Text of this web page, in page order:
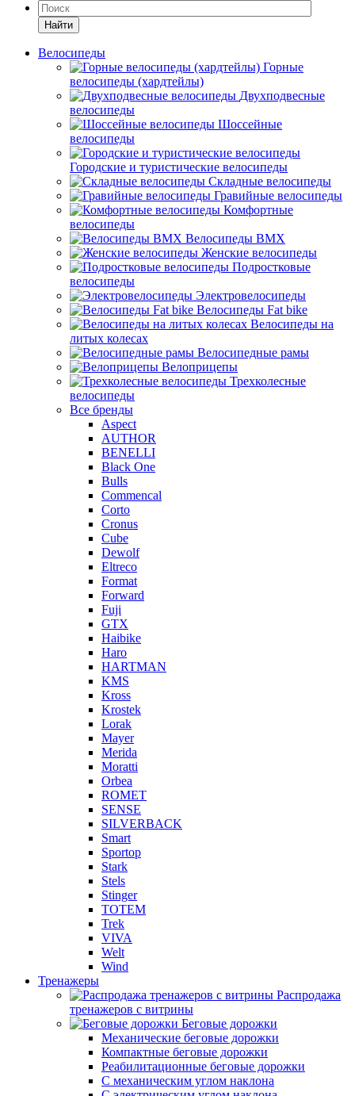
Найти
Велосипеды
Горные
велосипеды (хардтейлы)
Двухподвесные
велосипеды
Шоссейные
велосипеды
Городские и туристические велосипеды
Складные велосипеды
Гравийные велосипеды
Комфортные
велосипеды
Велосипеды BMX
Женские велосипеды
Подростковые
велосипеды
Электровелосипеды
Велосипеды Fat bike
Велосипеды на
литых колесах
Велосипедные рамы
Велоприцепы
Трехколесные
велосипеды
Все бренды
Aspect
AUTHOR
BENELLI
Black One
Bulls
Commencal
Corto
Cronus
Cube
Dewolf
Eltreco
Format
Forward
Fuji
GTX
Haibike
Haro
HARTMAN
KMS
Kross
Krostek
Lorak
Mayer
Merida
Moratti
Orbea
ROMET
SENSE
SILVERBACK
Smart
Sportop
Stark
Stels
Stinger
TOTEM
Trek
VIVA
Welt
Wind
Тренажеры
Распродажа
тренажеров с витрины
Беговые дорожки
Механические беговые дорожки
Компактные беговые дорожки
Реабилитационные беговые дорожки
С механическим углом наклона